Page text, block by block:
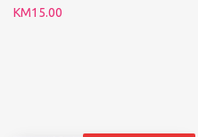
KM15.00